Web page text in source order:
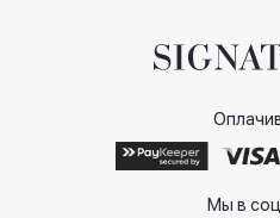
Мы в